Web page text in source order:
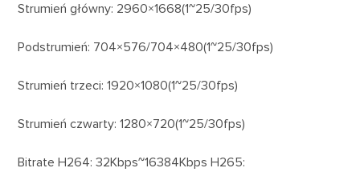
Strumień główny: 2960×1668(1~25/30fps)
Podstrumień: 704×576/704×480(1~25/30fps)
Strumień trzeci: 1920×1080(1~25/30fps)
Strumień czwarty: 1280×720(1~25/30fps)
Bitrate H264: 32Kbps~16384Kbps H265: